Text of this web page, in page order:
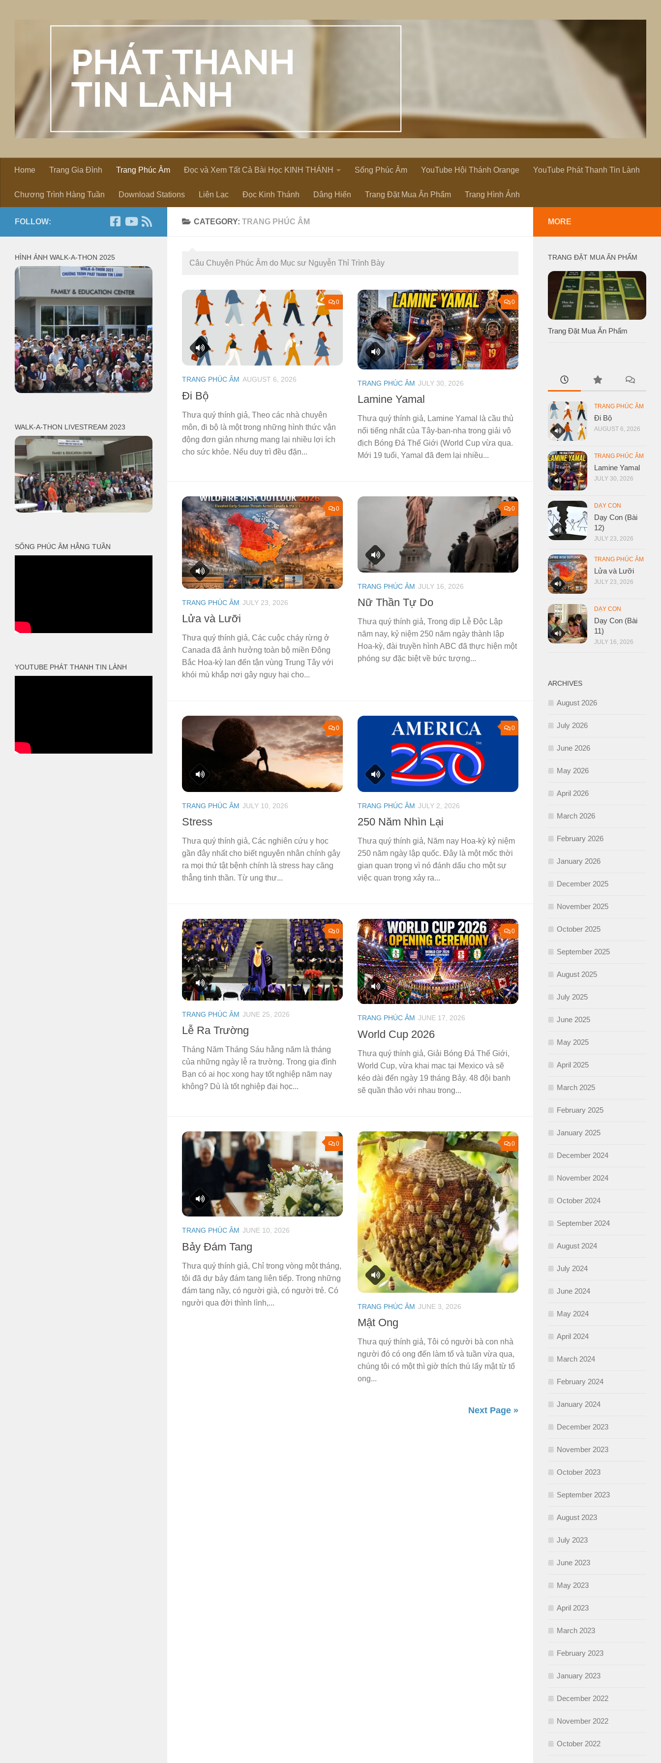
Home Trang Gia Đình Trang Phúc Âm Đọc và Xem Tất Cả Bài Học KINH THÁNH Sống Phúc Âm YouTube Hội Thánh Orange YouTube Phát Thanh Tin Lành
Chương Trình Hàng Tuần Download Stations Liên Lạc Đọc Kinh Thánh Dâng Hiến Trang Đặt Mua Ấn Phẩm Trang Hình Ảnh
CATEGORY: TRANG PHÚC ÂM
Câu Chuyện Phúc Âm do Mục sư Nguyễn Thỉ Trình Bày
0
TRANG PHÚC ÂM AUGUST 6, 2026
Đi Bộ
Thưa quý thính giả, Theo các nhà chuyên
môn, đi bộ là một trong những hình thức vận
động đơn giản nhưng mang lại nhiều lợi ích
cho sức khỏe. Nếu duy trì đều đặn...
0
TRANG PHÚC ÂM JULY 30, 2026
Lamine Yamal
Thưa quý thính giả, Lamine Yamal là cầu thủ
nổi tiếng nhất của Tây-ban-nha trong giải vô
địch Bóng Đá Thế Giới (World Cup vừa qua.
Mới 19 tuổi, Yamal đã đem lại nhiều...
0
TRANG PHÚC ÂM JULY 23, 2026
Lửa và Lưỡi
Thưa quý thính giả, Các cuộc cháy rừng ở
Canada đã ảnh hưởng toàn bộ miền Đông
Bắc Hoa-kỳ lan đến tận vùng Trung Tây với
khói mù khắp nơi gây nguy hại cho...
0
TRANG PHÚC ÂM JULY 16, 2026
Nữ Thần Tự Do
Thưa quý thính giả, Trong dịp Lễ Độc Lập
năm nay, kỷ niệm 250 năm ngày thành lập
Hoa-kỳ, đài truyền hình ABC đã thực hiện một
phóng sự đặc biệt về bức tượng...
0
TRANG PHÚC ÂM JULY 10, 2026
Stress
Thưa quý thính giả, Các nghiên cứu y học
gần đây nhất cho biết nguyên nhân chính gây
ra mọi thứ tật bệnh chính là stress hay căng
thẳng tinh thần. Từ ung thư...
0
TRANG PHÚC ÂM JULY 2, 2026
250 Năm Nhìn Lại
Thưa quý thính giả, Năm nay Hoa-kỳ kỷ niệm
250 năm ngày lập quốc. Đây là một mốc thời
gian quan trọng vì nó đánh dấu cho một sự
việc quan trọng xảy ra...
0
TRANG PHÚC ÂM JUNE 25, 2026
Lễ Ra Trường
Tháng Năm Tháng Sáu hằng năm là tháng
của những ngày lễ ra trường. Trong gia đình
Bạn có ai học xong hay tốt nghiệp năm nay
không? Dù là tốt nghiệp đại học...
0
TRANG PHÚC ÂM JUNE 17, 2026
World Cup 2026
Thưa quý thính giả, Giải Bóng Đá Thế Giới,
World Cup, vừa khai mạc tại Mexico và sẽ
kéo dài đến ngày 19 tháng Bảy. 48 đội banh
sẽ quần thảo với nhau trong...
0
TRANG PHÚC ÂM JUNE 10, 2026
Bảy Đám Tang
Thưa quý thính giả, Chỉ trong vòng một tháng,
tôi đã dự bảy đám tang liên tiếp. Trong những
đám tang nầy, có người già, có người trẻ. Có
người qua đời thình lình,...
0
TRANG PHÚC ÂM JUNE 3, 2026
Mật Ong
Thưa quý thính giả, Tôi có người bà con nhà
người đó có ong đến làm tổ và tuần vừa qua,
chúng tôi có một thì giờ thích thú lấy mật từ tổ
ong...
Next Page »
FOLLOW:
HÌNH ẢNH WALK-A-THON 2025
WALK-A-THON LIVESTREAM 2023
SỐNG PHÚC ÂM HẰNG TUẦN
YOUTUBE PHÁT THANH TIN LÀNH
MORE
TRANG ĐẶT MUA ẤN PHẨM
Trang Đặt Mua Ấn Phẩm
TRANG PHÚC ÂM
Đi Bộ
AUGUST 6, 2026
TRANG PHÚC ÂM
Lamine Yamal
JULY 30, 2026
DẠY CON
Dạy Con (Bài
12)
JULY 23, 2026
TRANG PHÚC ÂM
Lửa và Lưỡi
JULY 23, 2026
DẠY CON
Dạy Con (Bài
11)
JULY 16, 2026
ARCHIVES
August 2026
July 2026
June 2026
May 2026
April 2026
March 2026
February 2026
January 2026
December 2025
November 2025
October 2025
September 2025
August 2025
July 2025
June 2025
May 2025
April 2025
March 2025
February 2025
January 2025
December 2024
November 2024
October 2024
September 2024
August 2024
July 2024
June 2024
May 2024
April 2024
March 2024
February 2024
January 2024
December 2023
November 2023
October 2023
September 2023
August 2023
July 2023
June 2023
May 2023
April 2023
March 2023
February 2023
January 2023
December 2022
November 2022
October 2022